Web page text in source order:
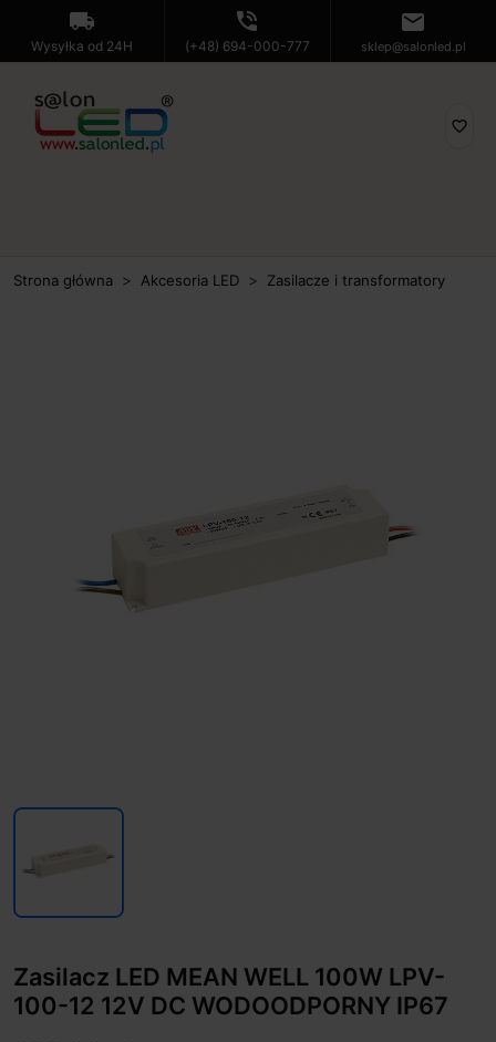
local_shipping
Wysyłka od 24H
phone_in_talk
(+48) 694-000-777
mail
sklep@salonled.pl
favorite_border
Strona główna Akcesoria LED Zasilacze i transformatory
Zasilacz LED MEAN WELL 100W LPV-
100-12 12V DC WODOODPORNY IP67